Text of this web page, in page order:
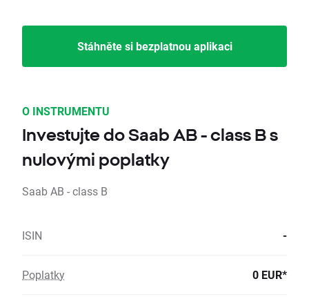
Stáhněte si bezplatnou aplikaci
O INSTRUMENTU
Investujte do Saab AB - class B s
nulovými poplatky
Saab AB - class B
ISIN -
Poplatky 0 EUR*